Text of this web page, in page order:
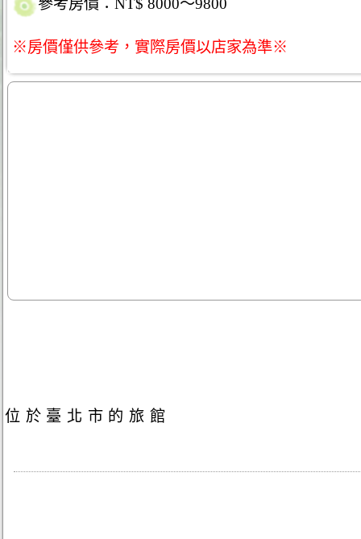
參考房價：NT$ 8000～9800
※房價僅供參考，實際房價以店家為準※
位於臺北市的旅館